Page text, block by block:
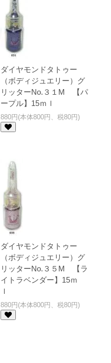
ダイヤモンドタトゥー
（ボディジュエリー）グ
リッターNo.３１M 【パ
ープル】15ｍｌ
880円(本体800円、税80円)
ダイヤモンドタトゥー
（ボディジュエリー）グ
リッターNo.３５M 【ラ
イトラベンダー】15ｍ
ｌ
880円(本体800円、税80円)